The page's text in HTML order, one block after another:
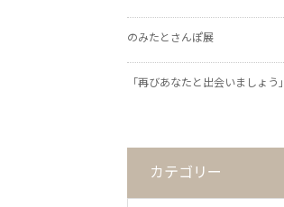
のみたとさんぽ展
「再びあなたと出会いましょう」
カテゴリー